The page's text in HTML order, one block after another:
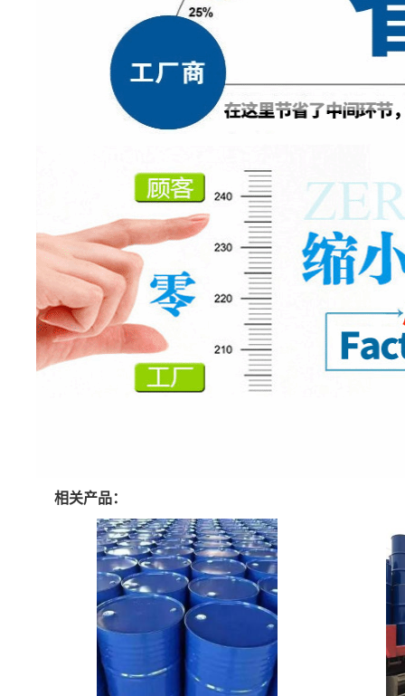
相关产品：